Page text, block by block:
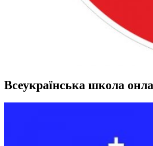
Всеукраїнська школа